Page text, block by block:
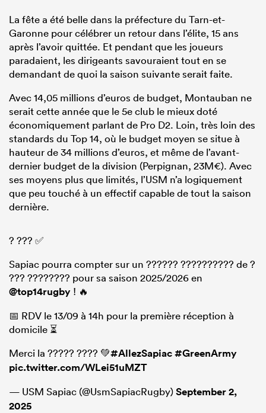
La fête a été belle dans la préfecture du Tarn-et-
Garonne pour célébrer un retour dans l’élite, 15 ans
après l’avoir quittée. Et pendant que les joueurs
paradaient, les dirigeants savouraient tout en se
demandant de quoi la saison suivante serait faite.
Avec 14,05 millions d’euros de budget, Montauban ne
serait cette année que le 5e club le mieux doté
économiquement parlant de Pro D2. Loin, très loin des
standards du Top 14, où le budget moyen se situe à
hauteur de 34 millions d’euros, et même de l’avant-
dernier budget de la division (Perpignan, 23M€). Avec
ses moyens plus que limités, l’USM n’a logiquement
que peu touché à un effectif capable de tout la saison
dernière.
? ??? ✅
Sapiac pourra compter sur un ?????? ?????????? de ?
??? ???????? pour sa saison 2025/2026 en
@top14rugby ! 🔥
📅 RDV le 13/09 à 14h pour la première réception à
domicile ⏳
Merci la ????? ???? 💚#AllezSapiac#GreenArmy
pic.twitter.com/WLei51uMZT
— USM Sapiac (@UsmSapiacRugby)September 2,
2025